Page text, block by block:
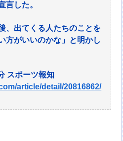
言した。
、出てくる人たちのことを
方がいいのかな」と明かし
スポーツ報知
article/detail/20816862/